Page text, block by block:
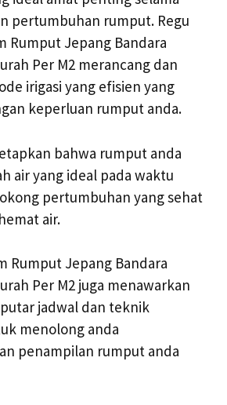
pertumbuhan rumput. Regu
Rumput Jepang Bandara
Per M2 merancang dan
irigasi yang efisien yang
keperluan rumput anda.
bahwa rumput anda
air yang ideal pada waktu
pertumbuhan yang sehat
air.
Rumput Jepang Bandara
Per M2 juga menawarkan
jadwal dan teknik
menolong anda
penampilan rumput anda